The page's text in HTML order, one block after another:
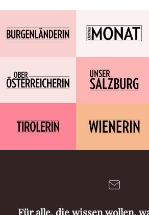
Für alle, die wissen wollen,